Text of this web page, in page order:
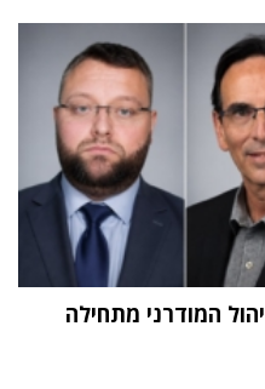
המודרני מתחילה